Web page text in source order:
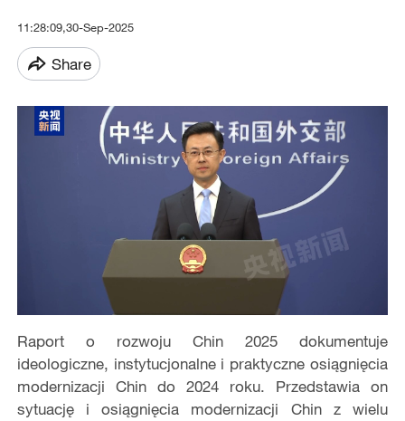
11:28:09,30-Sep-2025
Share
Raport o rozwoju Chin 2025 dokumentuje
ideologiczne, instytucjonalne i praktyczne osiągnięcia
modernizacji Chin do 2024 roku. Przedstawia on
sytuację i osiągnięcia modernizacji Chin z wielu